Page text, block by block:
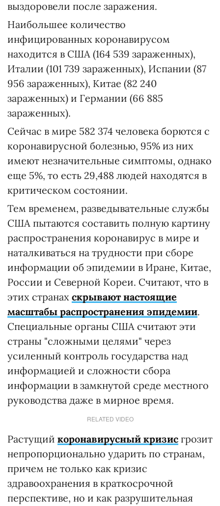
выздоровели после заражения.
Наибольшее количество
инфицированных коронавирусом
находится в США (164 539 зараженных),
Италии (101 739 зараженных), Испании (87
956 зараженных), Китае (82 240
зараженных) и Германии (66 885
зараженных).
Сейчас в мире 582 374 человека борются с
коронавирусной болезнью, 95% из них
имеют незначительные симптомы, однако
еще 5%, то есть 29,488 людей находятся в
критическом состоянии.
Тем временем, разведывательные службы
США пытаются составить полную картину
распространения коронавирус в мире и
наталкиваться на трудности при сборе
информации об эпидемии в Иране, Китае,
России и Северной Кореи. Считают, что в
этих странах скрывают настоящие
масштабы распространения эпидемии.
Специальные органы США считают эти
страны "сложными целями" через
усиленный контроль государства над
информацией и сложности сбора
информации в замкнутой среде местного
руководства даже в мирное время.
RELATED VIDEO
Растущий коронавирусный кризис грозит
непропорционально ударить по странам,
причем не только как кризис
здравоохранения в краткосрочной
перспективе, но и как разрушительная